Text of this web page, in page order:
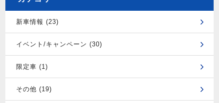
新車情報 (23)
イベント/キャンペーン (30)
限定車 (1)
その他 (19)